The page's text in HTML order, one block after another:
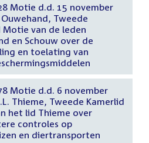
Motie d.d. 15 november
Ouwehand, Tweede
Motie van de leden
en Schouw over de
en toelating van
Motie d.d. 6 november
Thieme, Tweede Kamerlid
het lid Thieme over
controles op
en diertransporten